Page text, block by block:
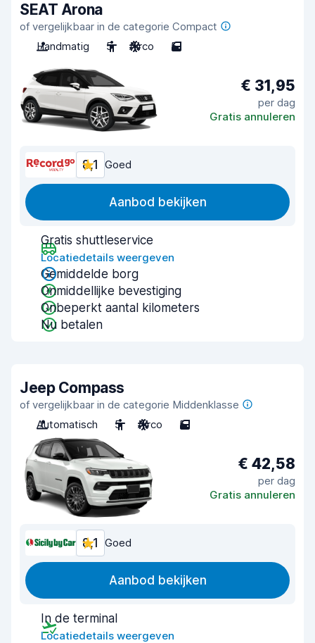
SEAT Arona
of vergelijkbaar in de categorie Compact
Handmatig
5 Airco 5
€ 31,95
per dag
Gratis annuleren
8,1 Goed
Aanbod bekijken
Gratis shuttleservice
Locatiedetails weergeven
Gemiddelde borg
Onmiddellijke bevestiging
Onbeperkt aantal kilometers
Nu betalen
Jeep Compass
of vergelijkbaar in de categorie Middenklasse
Automatisch
5 Airco 5
€ 42,58
per dag
Gratis annuleren
8,1 Goed
Aanbod bekijken
In de terminal
Locatiedetails weergeven